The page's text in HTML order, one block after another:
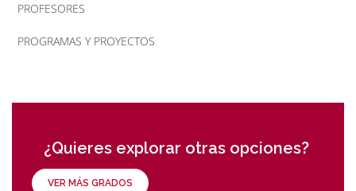
PROFESORES
PROGRAMAS Y PROYECTOS
¿Quieres explorar otras opciones?
VER MÁS GRADOS